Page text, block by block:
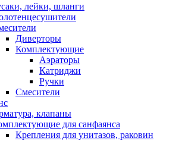
лейки, шланги
Диверторы
Комплектующие
Аэраторы
Катриджи
Ручки
Смесители
клапаны
для санфаянса
Крепления для унитазов, раковин